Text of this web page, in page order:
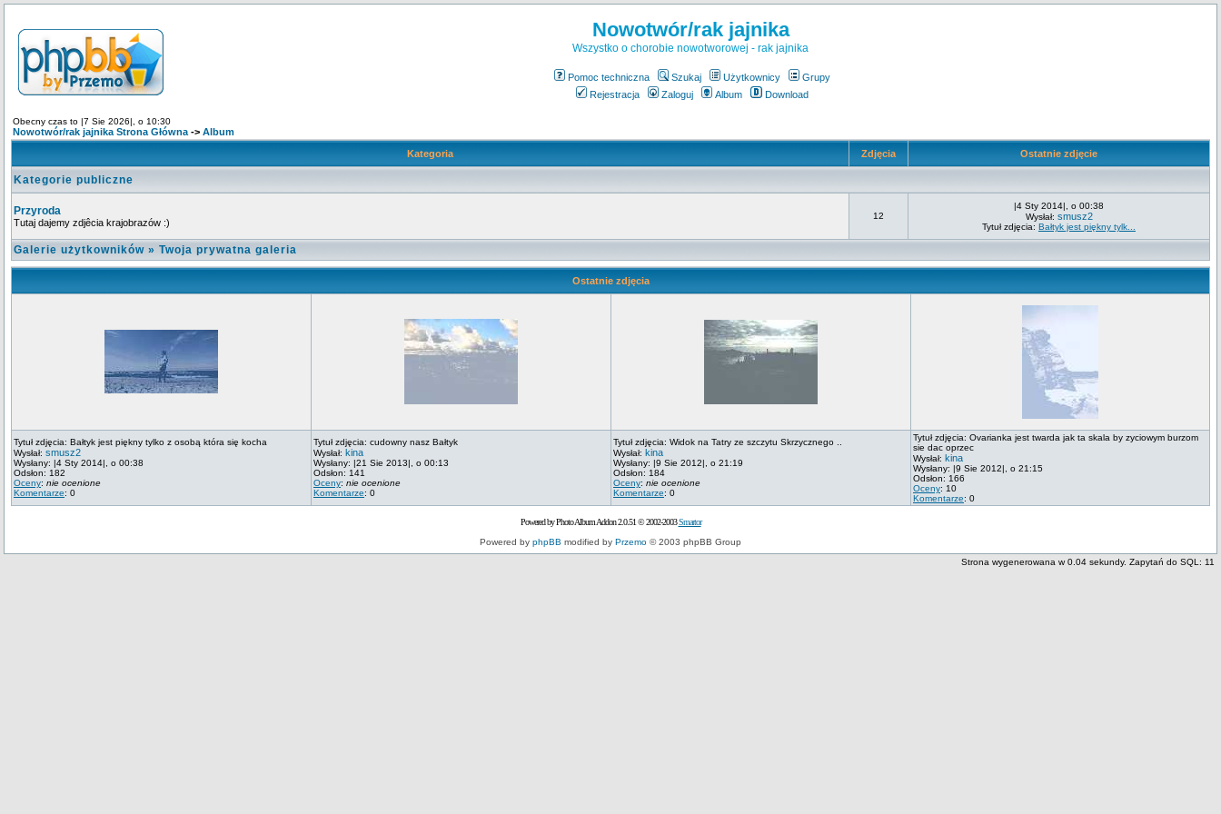
Nowotwór/rak jajnika
Wszystko o chorobie nowotworowej - rak jajnika
Pomoc techniczna Szukaj Użytkownicy
Grupy
Rejestracja
Zaloguj Album Download
Obecny czas to |7 Sie 2026|, o 10:30
Nowotwór/rak jajnika Strona Główna -> Album
Kategoria
Zdjęcia Ostatnie zdjęcie
Kategorie publiczne
Przyroda
Tutaj dajemy zdjêcia krajobrazów :)
12
|4 Sty 2014|, o 00:38
Wysłał: smusz2
Tytuł zdjęcia: Bałtyk jest piękny tylk...
Galerie użytkowników » Twoja prywatna galeria
Ostatnie zdjęcia
Tytuł zdjęcia: Bałtyk jest piękny tylko z osobą która się kocha
Wysłał: smusz2
Wysłany: |4 Sty 2014|, o 00:38
Odsłon: 182
Oceny: nie ocenione
Komentarze: 0
Tytuł zdjęcia: cudowny nasz Bałtyk
Wysłał: kina
Wysłany: |21 Sie 2013|, o 00:13
Odsłon: 141
Oceny: nie ocenione
Komentarze: 0
Tytuł zdjęcia: Widok na Tatry ze szczytu Skrzycznego ..
Wysłał: kina
Wysłany: |9 Sie 2012|, o 21:19
Odsłon: 184
Oceny: nie ocenione
Komentarze: 0
Tytuł zdjęcia: Ovarianka jest twarda jak ta skala by zyciowym burzom
sie dac oprzec
Wysłał: kina
Wysłany: |9 Sie 2012|, o 21:15
Odsłon: 166
Oceny: 10
Komentarze: 0
Powered by Photo Album Addon 2.0.51 © 2002-2003Smartor
Powered by phpBB modified by Przemo © 2003 phpBB Group
Strona wygenerowana w 0.04 sekundy. Zapytań do SQL: 11